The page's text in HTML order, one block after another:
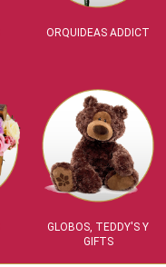
ORQUIDEAS ADDICT
GLOBOS, TEDDY'S Y
GIFTS